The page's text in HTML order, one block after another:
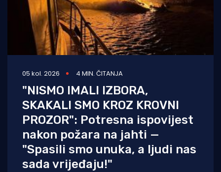
05 kol. 2026 4 MIN. ČITANJA
"NISMO IMALI IZBORA,
SKAKALI SMO KROZ KROVNI
PROZOR": Potresna ispovijest
nakon požara na jahti —
"Spasili smo unuka, a ljudi nas
sada vrijeđaju!"